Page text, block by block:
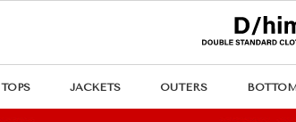
TOPS JACKETS OUTERS